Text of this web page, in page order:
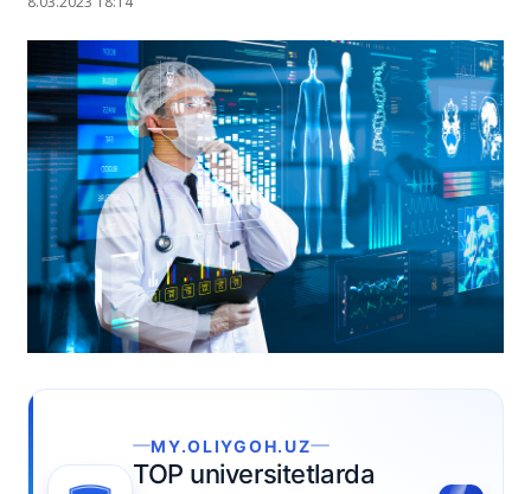
MY.OLIYGOH.UZ
TOP universitetlarda